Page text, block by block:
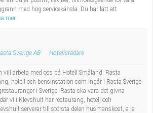
med hög servicekänsla. Du har lätt att
mer
Sverige AB Hotellstädare
vill arbeta med oss på Hotell Småland. Rasta
hotell och bensinstation som ingår i Rasta Sverige
i Sverige. Rasta ska vara det givna
vi i Klevshult har restaurang, hotell och
serverar till största delen husmanskost, a la